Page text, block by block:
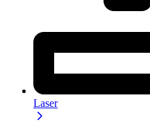
Laser